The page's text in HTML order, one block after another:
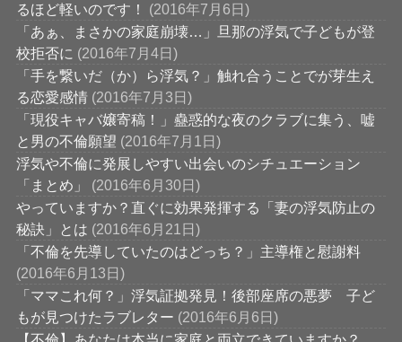
るほど軽いのです！
(2016年7月6日)
「あぁ、まさかの家庭崩壊…」旦那の浮気で子どもが登
校拒否に (2016年7月4日)
「手を繋いだ（か）ら浮気？」触れ合うことでが芽生え
る恋愛感情 (2016年7月3日)
「現役キャバ嬢寄稿！」蠱惑的な夜のクラブに集う、嘘
と男の不倫願望 (2016年7月1日)
浮気や不倫に発展しやすい出会いのシチュエーション
「まとめ」
(2016年6月30日)
やっていますか？直ぐに効果発揮する「妻の浮気防止の
秘訣」とは (2016年6月21日)
「不倫を先導していたのはどっち？」主導権と慰謝料
(2016年6月13日)
「ママこれ何？」浮気証拠発見！後部座席の悪夢 子ど
もが見つけたラブレター (2016年6月6日)